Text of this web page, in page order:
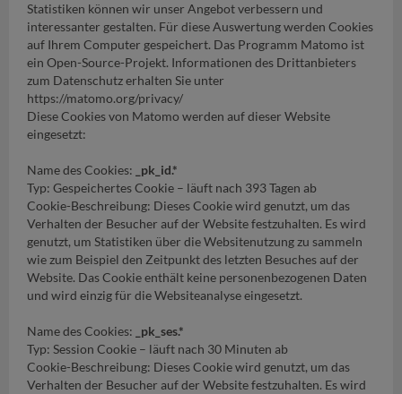
Statistiken können wir unser Angebot verbessern und
interessanter gestalten. Für diese Auswertung werden Cookies
auf Ihrem Computer gespeichert. Das Programm Matomo ist
ein Open-Source-Projekt. Informationen des Drittanbieters
zum Datenschutz erhalten Sie unter
https://matomo.org/privacy/
Diese Cookies von Matomo werden auf dieser Website
eingesetzt:
Name des Cookies:
_pk_id.*
Typ: Gespeichertes Cookie – läuft nach 393 Tagen ab
Cookie-Beschreibung: Dieses Cookie wird genutzt, um das
Verhalten der Besucher auf der Website festzuhalten. Es wird
genutzt, um Statistiken über die Websitenutzung zu sammeln
wie zum Beispiel den Zeitpunkt des letzten Besuches auf der
Website. Das Cookie enthält keine personenbezogenen Daten
und wird einzig für die Websiteanalyse eingesetzt.
Name des Cookies:
_pk_ses.*
Typ: Session Cookie – läuft nach 30 Minuten ab
Cookie-Beschreibung: Dieses Cookie wird genutzt, um das
Verhalten der Besucher auf der Website festzuhalten. Es wird